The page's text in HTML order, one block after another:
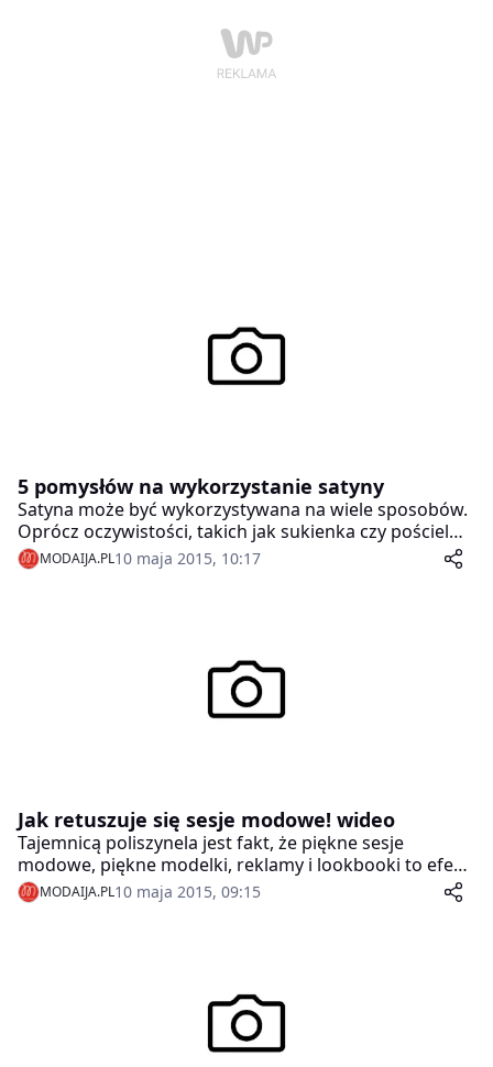
5 pomysłów na wykorzystanie satyny
Satyna może być wykorzystywana na wiele sposobów.
Oprócz oczywistości, takich jak sukienka czy pościel
satynowa, są też zupełnie inne pomysły na to, co z nią
zrobić. Oto one.
MODAIJA.PL10 maja 2015, 10:17
Jak retuszuje się sesje modowe! wideo
Tajemnicą poliszynela jest fakt, że piękne sesje
modowe, piękne modelki, reklamy i lookbooki to efekt
ciężkiej pracy nie tylko fotografików, stylistek i
wizażystek, ale i… grafików komputerowych.
MODAIJA.PL10 maja 2015, 09:15